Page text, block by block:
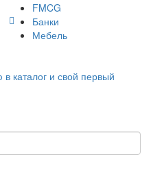
FMCG
Банки
Мебель
каталог и свой первый